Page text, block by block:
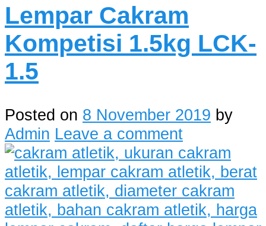
Lempar Cakram
Kompetisi 1.5kg LCK-
1.5
Posted on 8 November 2019 by
Admin Leave a comment